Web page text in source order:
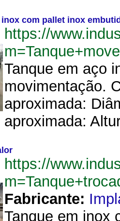
com pallet inox
https://
Tanque em aço
movimentação.
aproximada:
aproximada:
https://
Fabricante:
Tanque em inox